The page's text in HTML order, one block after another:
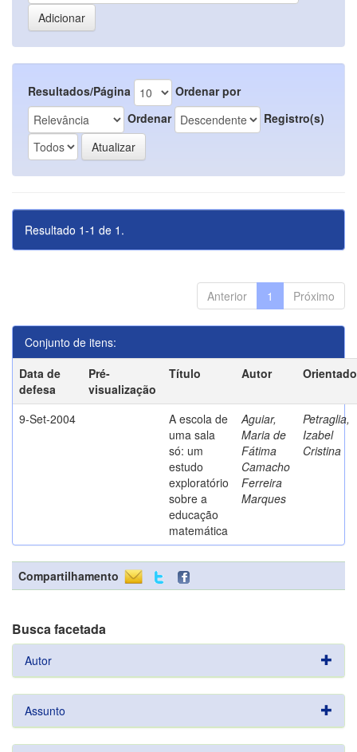
Resultados/Página
Ordenar por
Ordenar
Registro(s)
Resultado 1-1 de 1.
Anterior 1 Próximo
Conjunto de itens:
Data de
defesa
Pré-
visualização
Título Autor
9-Set-2004
A escola de
uma sala
só: um
estudo
exploratório
sobre a
educação
matemática
Aguiar,
Maria de
Fátima
Camacho
Ferreira
Marques
Petraglia,
Izabel
Cristina
Compartilhamento
Busca facetada
Autor
Assunto